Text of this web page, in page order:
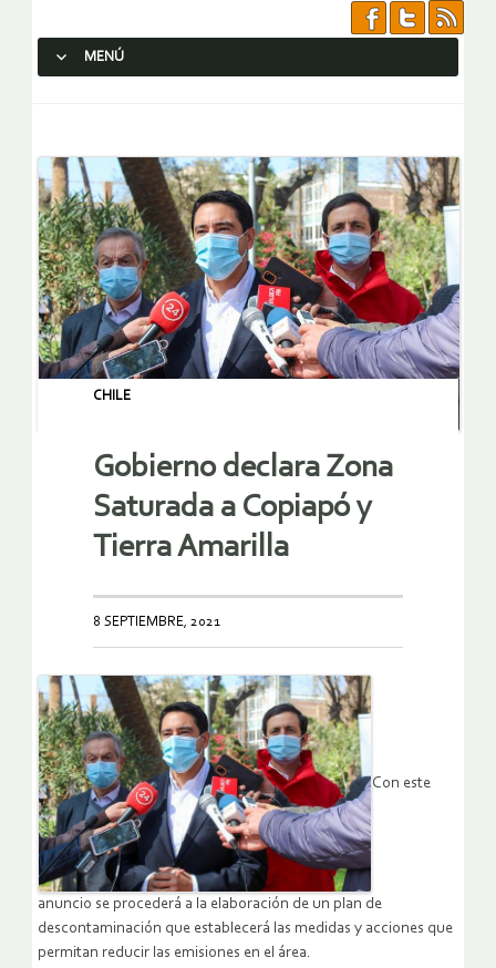
MENÚ
CHILE
Gobierno declara Zona
Saturada a Copiapó y
Tierra Amarilla
8 SEPTIEMBRE, 2021
Con este
anuncio se procederá a la elaboración de un plan de
descontaminación que establecerá las medidas y acciones que
permitan reducir las emisiones en el área.